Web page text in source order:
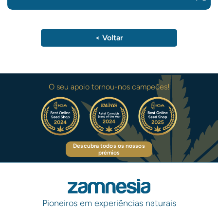
< Voltar
O seu apoio tornou-nos campeões!
Descubra todos os nossos
prémios
Pioneiros em experiências naturais